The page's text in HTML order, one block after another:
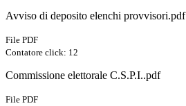
Avviso di deposito elenchi provvisori.pdf
File PDF
Contatore click: 12
Commissione elettorale C.S.P.I..pdf
File PDF